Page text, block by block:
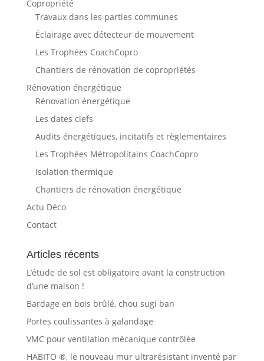
Copropriété
Travaux dans les parties communes
Éclairage avec détecteur de mouvement
Les Trophées CoachCopro
Chantiers de rénovation de copropriétés
Rénovation énergétique
Rénovation énergétique
Les dates clefs
Audits énergétiques, incitatifs et règlementaires
Les Trophées Métropolitains CoachCopro
Isolation thermique
Chantiers de rénovation énergétique
Actu Déco
Contact
Articles récents
L’étude de sol est obligatoire avant la construction
d’une maison !
Bardage en bois brûlé, chou sugi ban
Portes coulissantes à galandage
VMC pour ventilation mécanique contrôlée
HABITO ®, le nouveau mur ultrarésistant inventé par